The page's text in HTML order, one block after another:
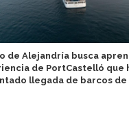
de Alejandría busca
de PortCastelló que
llegada de barcos de